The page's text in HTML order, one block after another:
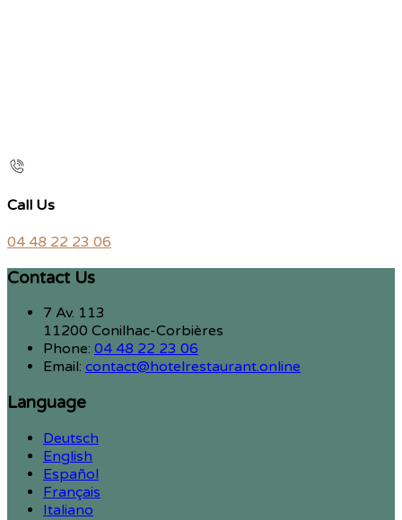
Call Us
04 48 22 23 06
Contact Us
7 Av. 113
11200 Conilhac-Corbières
Phone: 04 48 22 23 06
Email: contact@hotelrestaurant.online
Language
Deutsch
English
Español
Français
Italiano